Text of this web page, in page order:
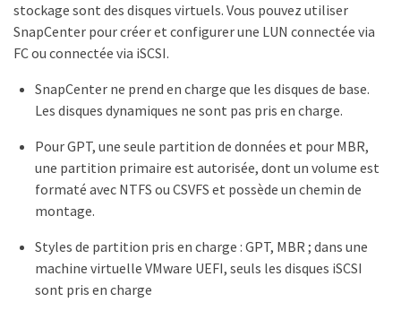
stockage sont des disques virtuels. Vous pouvez utiliser
SnapCenter pour créer et configurer une LUN connectée via
FC ou connectée via iSCSI.
SnapCenter ne prend en charge que les disques de base.
Les disques dynamiques ne sont pas pris en charge.
Pour GPT, une seule partition de données et pour MBR,
une partition primaire est autorisée, dont un volume est
formaté avec NTFS ou CSVFS et possède un chemin de
montage.
Styles de partition pris en charge : GPT, MBR ; dans une
machine virtuelle VMware UEFI, seuls les disques iSCSI
sont pris en charge